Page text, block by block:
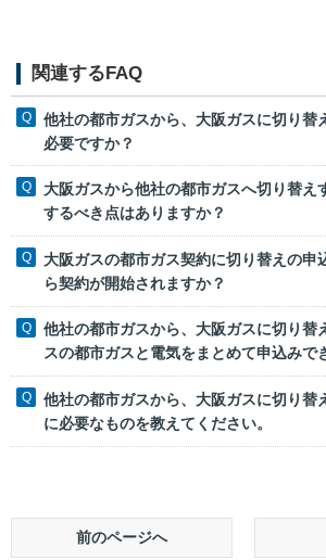
関連するFAQ
他社の都市ガスから、大阪ガスに切り替
必要ですか？
大阪ガスから他社の都市ガスへ切り替え
するべき点はありますか？
大阪ガスの都市ガス契約に切り替えの申
ら契約が開始されますか？
他社の都市ガスから、大阪ガスに切り替
スの都市ガスと電気をまとめて申込みで
他社の都市ガスから、大阪ガスに切り替
に必要なものを教えてください。
前のページへ